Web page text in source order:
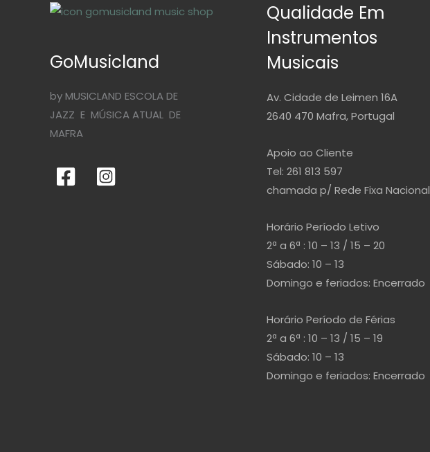
GoMusicland
by MUSICLAND ESCOLA DE
JAZZ E MÚSICA ATUAL DE
MAFRA
Qualidade Em
Instrumentos
Musicais
Av. Cidade de Leimen 16A
2640 470 Mafra, Portugal
Apoio ao Cliente
Tel: 261 813 597
chamada p/ Rede Fixa Nacional
Horário Período Letivo
2ª a 6ª : 10 – 13 / 15 – 20
Sábado: 10 – 13
Domingo e feriados: Encerrado
Horário Período de Férias
2ª a 6ª : 10 – 13 / 15 – 19
Sábado: 10 – 13
Domingo e feriados: Encerrado